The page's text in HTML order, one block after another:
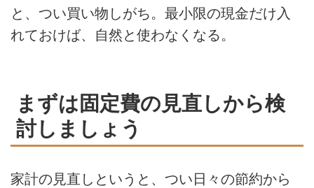
と、つい買い物しがち。最小限の現金だけ入
れておけば、自然と使わなくなる。
まずは固定費の見直しから検
討しましょう
家計の見直しというと、つい日々の節約から